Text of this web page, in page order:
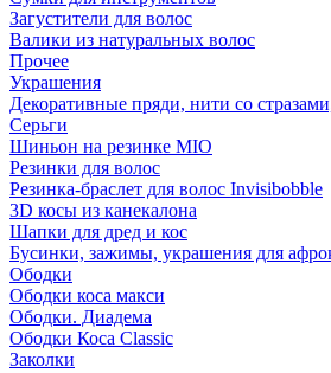
Загустители для волос
Валики из натуральных волос
Прочее
Украшения
Декоративные пряди, нити со
Серьги
Шиньон на резинке MIO
Резинки для волос
Резинка-браслет для волос Invisibobble
3D косы из канекалона
Шапки для дред и кос
Бусинки, зажимы, украшения для
Ободки
Ободки коса макси
Ободки. Диадема
Ободки Коса Classic
Заколки